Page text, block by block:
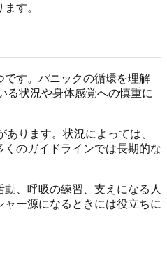
す。
す。パニックの循環を理解
る状況や身体感覚への慎重に
ります。状況によっては、
のガイドラインでは長期的な
、呼吸の練習、支えになる人
ー源になるときには役立ちに